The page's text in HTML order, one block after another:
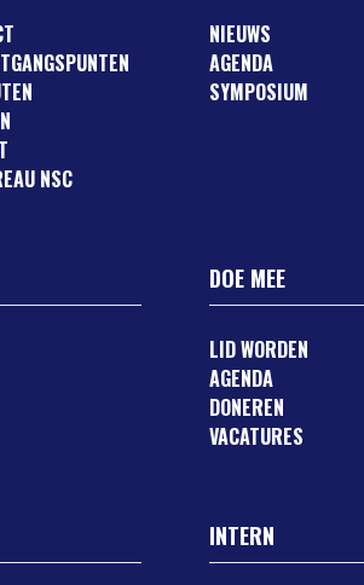
NSC
NIEUWS
AGENDA
SYMPOSIUM
DOE MEE
LID WORDEN
AGENDA
DONEREN
VACATURES
INTERN